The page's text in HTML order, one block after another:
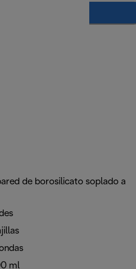
de borosilicato soplado a
ml